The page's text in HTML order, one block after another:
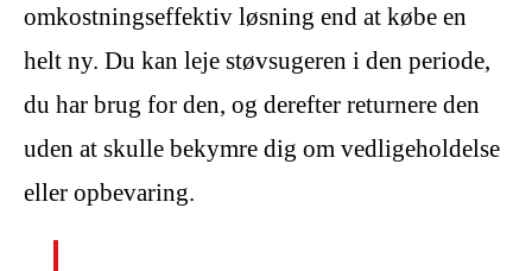
omkostningseffektiv løsning end at købe en
helt ny. Du kan leje støvsugeren i den periode,
du har brug for den, og derefter returnere den
uden at skulle bekymre dig om vedligeholdelse
eller opbevaring.